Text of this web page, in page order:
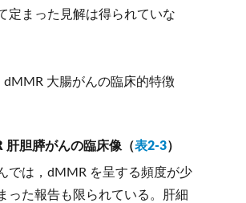
定まった見解は得られていな
大腸がんの臨床的特徴
肝胆膵がんの臨床像（表2-3）
では，dMMR を呈する頻度が少
った報告も限られている。肝細